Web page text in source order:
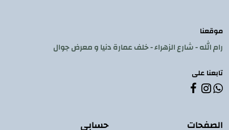
موقعنا
رام الله - شارع الزهراء - خلف عمارة دنيا و معرض جوال
تابعنا على
الصفحات حسابي